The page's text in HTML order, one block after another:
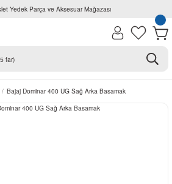
Yedek Parça ve Aksesuar Mağazası
Bajaj Dominar 400 UG Sağ Arka Basamak